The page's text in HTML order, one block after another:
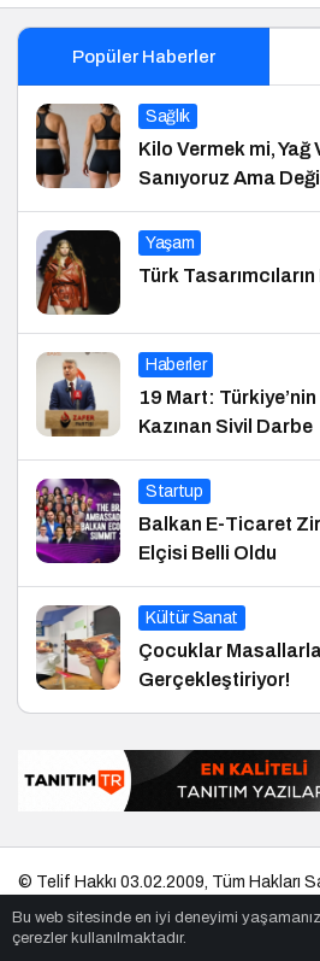
Popüler Haberler
Sağlık
Kilo Vermek mi, Yağ
Sanıyoruz Ama
Yaşam
Türk
Haberler
19 Mart:
Kazınan Sivil Darbe
Startup
Balkan E-Ticaret
Elçisi Belli Oldu
Kültür Sanat
Çocuklar
Gerçekleştiriyor!
Bu web sitesinde en iyi deneyimi
çerezler kullanılmaktadır.
© Telif Hakkı 03.02.2009, Tüm Hakları
kadın, habertr